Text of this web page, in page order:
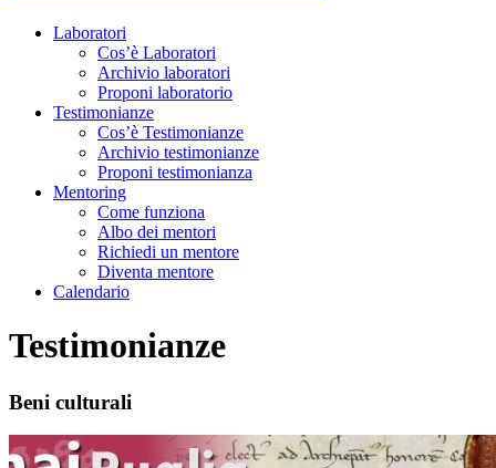
Laboratori
Cos’è Laboratori
Archivio laboratori
Proponi laboratorio
Testimonianze
Cos’è Testimonianze
Archivio testimonianze
Proponi testimonianza
Mentoring
Come funziona
Albo dei mentori
Richiedi un mentore
Diventa mentore
Calendario
Testimonianze
Beni culturali